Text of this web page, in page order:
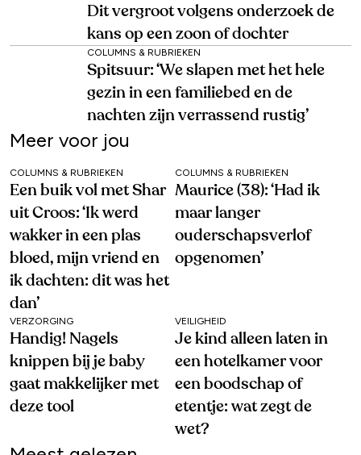
Dit vergroot volgens onderzoek de
kans op een zoon of dochter
COLUMNS & RUBRIEKEN
Spitsuur: ‘We slapen met het hele
gezin in een familiebed en de
nachten zijn verrassend rustig’
Meer voor jou
COLUMNS & RUBRIEKEN
Een buik vol met Shar
uit Croos: ‘Ik werd
wakker in een plas
bloed, mijn vriend en
ik dachten: dit was het
dan’
COLUMNS & RUBRIEKEN
Maurice (38): ‘Had ik
maar langer
ouderschapsverlof
opgenomen’
VERZORGING
Handig! Nagels
knippen bij je baby
gaat makkelijker met
deze tool
VEILIGHEID
Je kind alleen laten in
een hotelkamer voor
een boodschap of
etentje: wat zegt de
wet?